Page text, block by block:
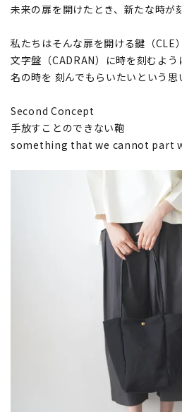
未来の扉を開けたとき、新たな時が
私たちはそんな扉を開ける鍵（CLE
文字盤（CADRAN）に時を刻むよ
名の時を 刻んでもらいたいという思
Second Concept
手放すことのできない鞄
something that we cannot part